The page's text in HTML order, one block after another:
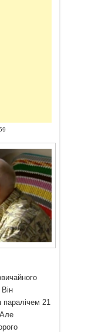
21